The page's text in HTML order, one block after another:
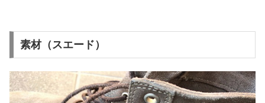
素材（スエード）